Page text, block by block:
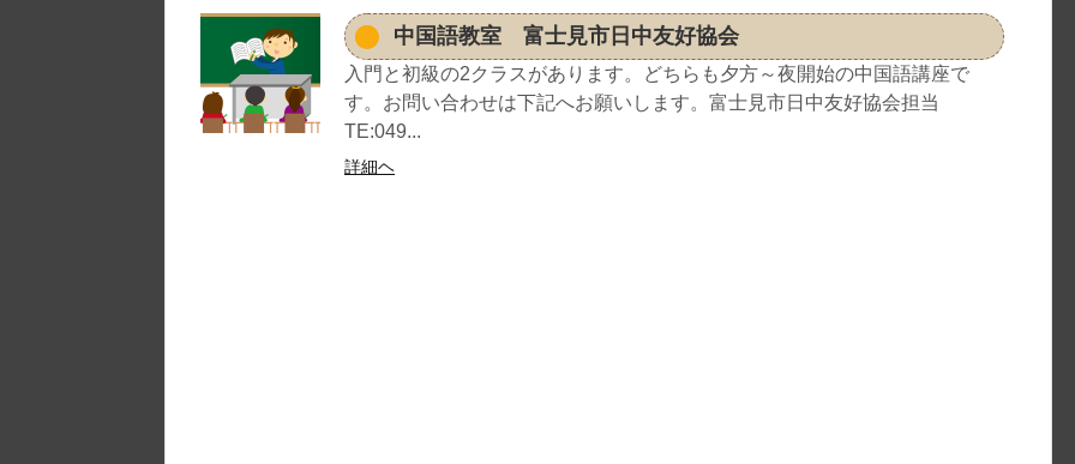
中国語教室 富士見市日中友好協会
入門と初級の2クラスがあります。どちらも夕方～夜開始の中国語講座で
す。お問い合わせは下記へお願いします。富士見市日中友好協会担当
TE:049...
詳細ヘ